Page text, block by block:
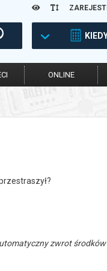
ONLINE
zwrot